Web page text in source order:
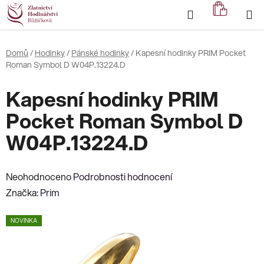
Přejít
na
obsah
Hledat
KOŠÍK
Domů / Hodinky/ Pánské hodinky/ Kapesní hodinky PRIM Pocket
Roman Symbol D W04P.13224.D
Kapesní hodinky PRIM
Pocket Roman Symbol D
W04P.13224.D
Průměrné
hodnocení
je
NeohodnocenoPodrobnosti hodnocení
Značka:Prim
NOVINKA